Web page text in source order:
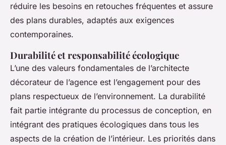
réduire les besoins en retouches fréquentes et assure
des plans durables, adaptés aux exigences
contemporaines.
Durabilité et responsabilité écologique
L’une des valeurs fondamentales de l’architecte
décorateur de l’agence est l’engagement pour des
plans respectueux de l’environnement. La durabilité
fait partie intégrante du processus de conception, en
intégrant des pratiques écologiques dans tous les
aspects de la création de l’intérieur. Les priorités dans